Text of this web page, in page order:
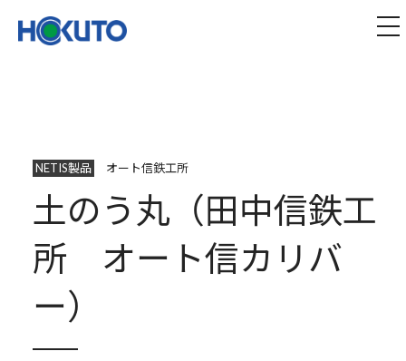
NETIS製品 オート信鉄工所
土のう丸（田中信鉄工
所 オート信カリバ
ー）